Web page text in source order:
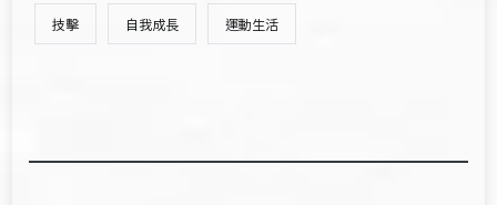
技擊 自我成長 運動生活